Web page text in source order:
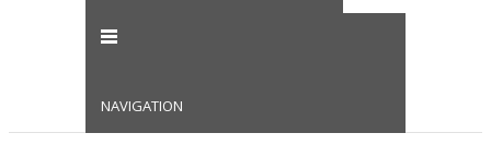
NAVIGATION